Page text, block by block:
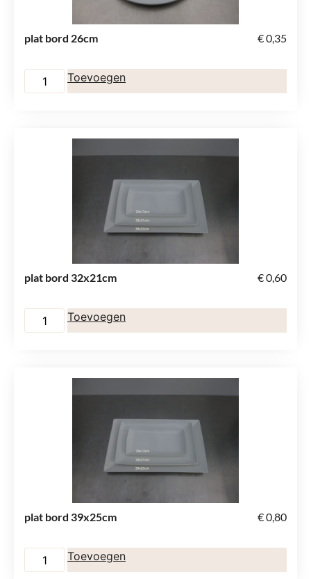
plat bord 26cm €0,35
Toevoegen
plat bord 32x21cm €0,60
Toevoegen
plat bord 39x25cm €0,80
Toevoegen